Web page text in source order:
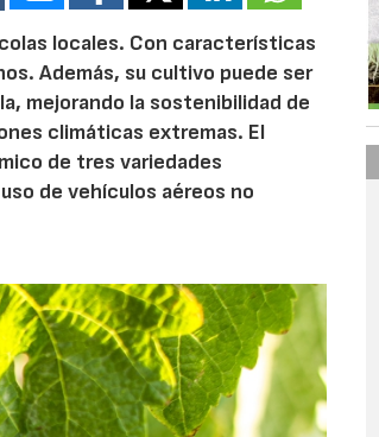
locales. Con características
Además, su cultivo puede ser
mejorando la sostenibilidad de
climáticas extremas. El
de tres variedades
de vehículos aéreos no